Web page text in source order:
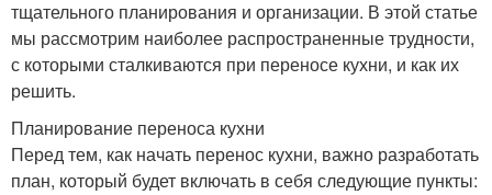
тщательного планирования и организации. В этой статье
мы рассмотрим наиболее распространенные трудности,
с которыми сталкиваются при переносе кухни, и как их
решить.
Планирование переноса кухни
Перед тем, как начать перенос кухни, важно разработать
план, который будет включать в себя следующие пункты: